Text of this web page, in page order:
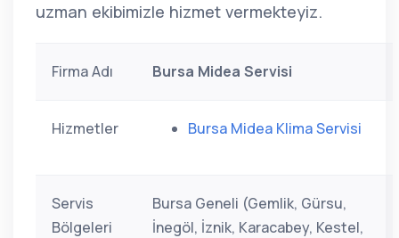
uzman ekibimizle hizmet vermekteyiz.
Firma Adı Bursa Midea Servisi
Hizmetler Bursa Midea Klima Servisi
Servis
Bölgeleri
Bursa Geneli (Gemlik, Gürsu,
İnegöl, İznik, Karacabey, Kestel,